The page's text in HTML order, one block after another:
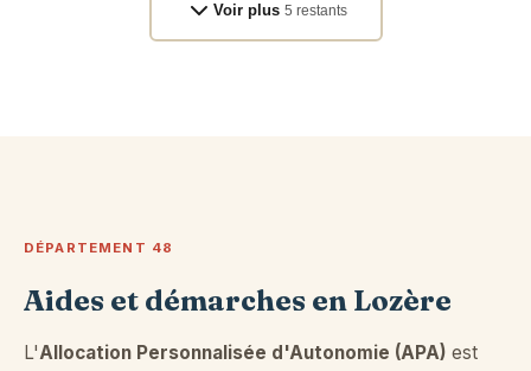
Voir plus 5 restants
DÉPARTEMENT 48
Aides et démarches en Lozère
L'Allocation Personnalisée d'Autonomie (APA) est